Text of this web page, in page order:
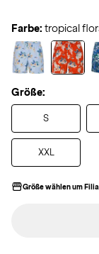
Farbe: tropical
Größe:
S
XXL
Größe wählen um